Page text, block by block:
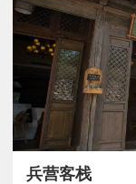
兵营客栈